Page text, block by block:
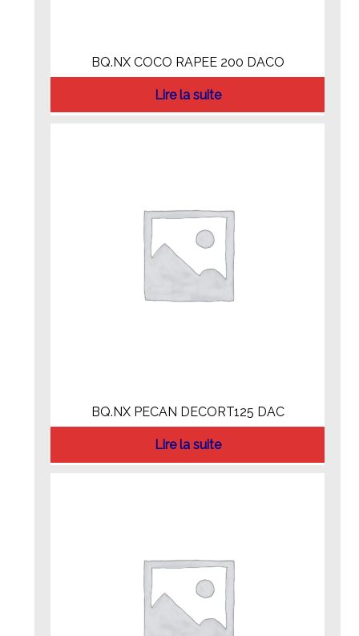
BQ.NX COCO RAPEE 200 DACO
Lire la suite
BQ.NX PECAN DECORT125 DAC
Lire la suite